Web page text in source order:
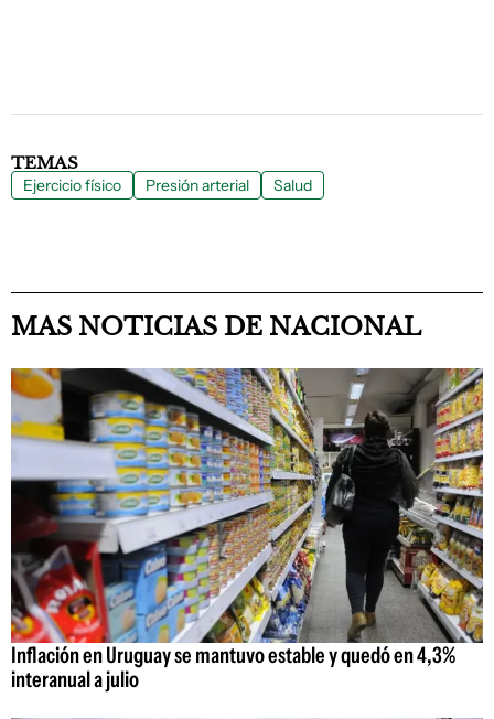
TEMAS
Ejercicio físico Presión arterial Salud
MAS NOTICIAS DE NACIONAL
Inflación en Uruguay se mantuvo estable y quedó en 4,3%
interanual a julio